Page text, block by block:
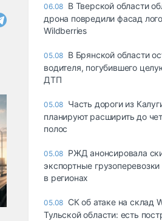
06.08 В Тверской области
дрона повредили фасад
Wildberries
05.08 В Брянской области
водителя, погубившего
ДТП
05.08 Часть дороги из
планируют расширить до
полос
05.08 РЖД анонсировала
экспортные грузоперевозки
в регионах
05.08 СК об атаке на склад
Тульской области: есть